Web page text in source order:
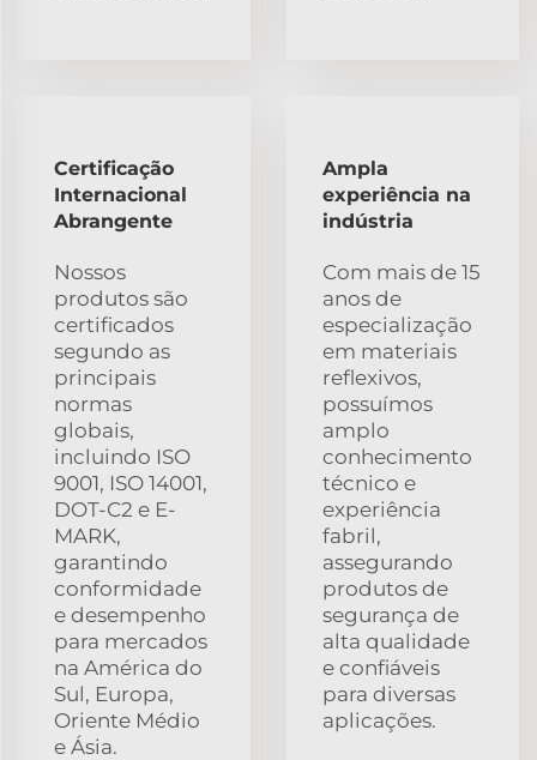
Certificação
Internacional
Abrangente
Nossos
produtos são
certificados
segundo as
principais
normas
globais,
incluindo ISO
9001, ISO 14001,
DOT-C2 e E-
MARK,
garantindo
conformidade
e desempenho
para mercados
na América do
Sul, Europa,
Oriente Médio
e Ásia.
Ampla
experiência na
indústria
Com mais de 15
anos de
especialização
em materiais
reflexivos,
possuímos
amplo
conhecimento
técnico e
experiência
fabril,
assegurando
produtos de
segurança de
alta qualidade
e confiáveis
para diversas
aplicações.